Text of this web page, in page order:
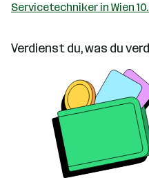
Servicetechniker in Wien
Verdienst du, was du